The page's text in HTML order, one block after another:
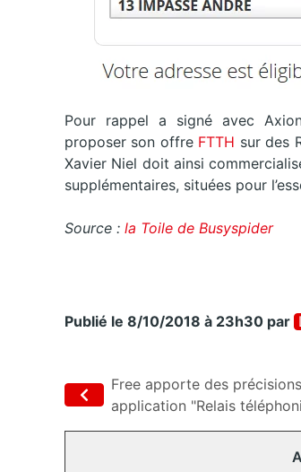
Pour rappel a signé avec
proposer son offreFTTH sur des
Xavier Niel doit ainsi
supplémentaires, situées pour
Source : la Toile de Busyspider
Publié le 8/10/2018 à 23h30 par
Free apporte des
application "Relais